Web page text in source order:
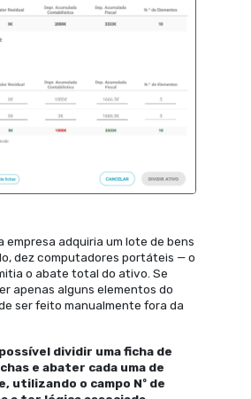
empresa adquiria um lote de bens
dez computadores portáteis — o
o abate total do ativo. Se
apenas alguns elementos do
ser feito manualmente fora da
dividir uma ficha de
e abater cada uma de
utilizando o campo Nº de